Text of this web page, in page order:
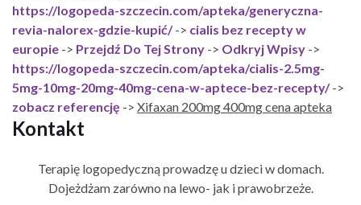
https://logopeda-szczecin.com/apteka/generyczna-
revia-nalorex-gdzie-kupić/-> cialis bez recepty w
europie -> Przejdź Do Tej Strony -> Odkryj Wpisy ->
https://logopeda-szczecin.com/apteka/cialis-2.5mg-
5mg-10mg-20mg-40mg-cena-w-aptece-bez-recepty/->
zobacz referencję -> Xifaxan 200mg 400mg cena apteka
Kontakt
Terapię logopedyczną prowadzę u dzieci w domach.
Dojeżdżam zarówno na lewo- jak i prawobrzeże.